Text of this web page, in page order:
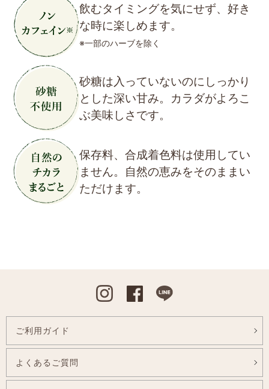
飲むタイミングを気にせず、好き
な時に楽しめます。
※一部のハーブを除く
砂糖は入っていないのにしっかり
とした深い甘み。カラダがよろこ
ぶ美味しさです。
保存料、合成着色料は使用してい
ません。自然の恵みをそのままい
ただけます。
Instagram
ご利用ガイド
よくあるご質問